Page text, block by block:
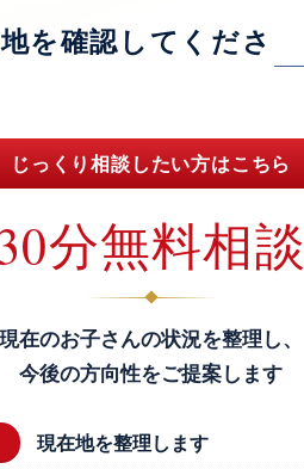
を確認してくださ
じっくり相談したい方はこちら
分無料相談
現在のお子さんの状況を整理し、
今後の方向性をご提案します
現在地を整理します